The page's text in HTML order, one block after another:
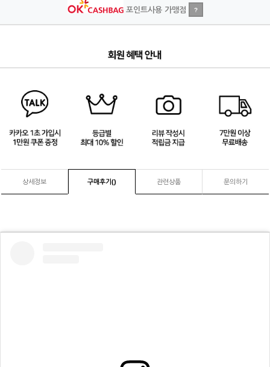
포인트사용 가맹점 ?
상세정보 구매후기() 관련상품 문의하기